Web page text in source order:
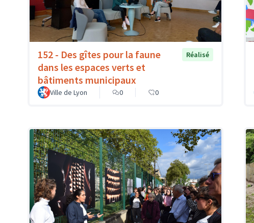
152 - Des gîtes pour la faune
dans les espaces verts et
bâtiments municipaux
Réalisé
Ville de Lyon 0 0